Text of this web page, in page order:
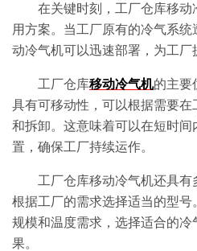
在关键时刻，工厂仓库移
用方案。当工厂原有的冷气系
动冷气机可以迅速部署，为工厂
工厂仓库移动冷气机的主要
具有可移动性，可以根据需要
和拆卸。这意味着可以在短时
置，确保工厂持续运作。
工厂仓库移动冷气机还具
根据工厂的需求选择适当的型
规模和温度需求，选择适合的
果。